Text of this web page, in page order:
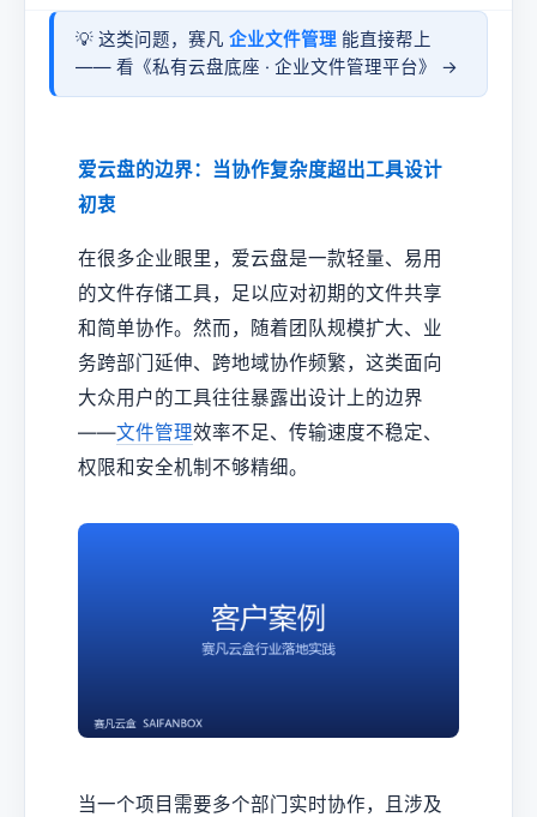
💡 这类问题，赛凡 企业文件管理 能直接帮上
—— 看《私有云盘底座 · 企业文件管理平台》 →
爱云盘的边界：当协作复杂度超出工具设计
初衷
在很多企业眼里，爱云盘是一款轻量、易用
的文件存储工具，足以应对初期的文件共享
和简单协作。然而，随着团队规模扩大、业
务跨部门延伸、跨地域协作频繁，这类面向
大众用户的工具往往暴露出设计上的边界
——文件管理效率不足、传输速度不稳定、
权限和安全机制不够精细。
当一个项目需要多个部门实时协作，且涉及